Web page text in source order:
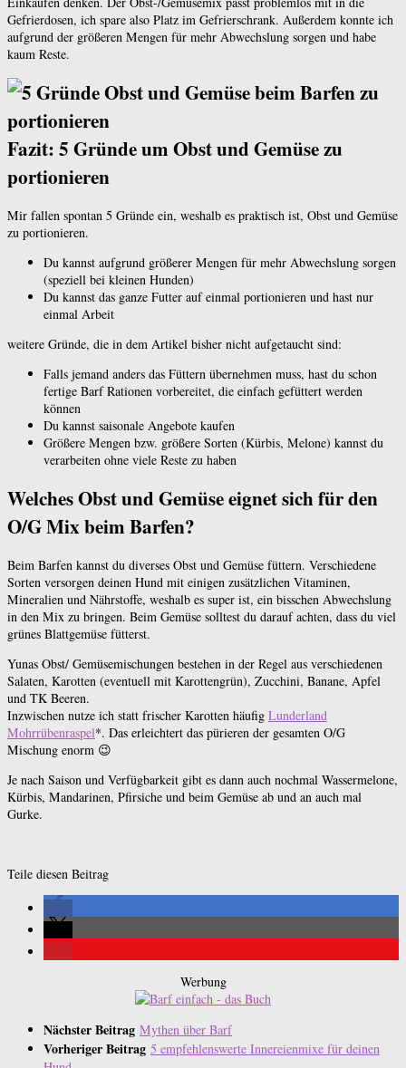
Gefrierdosen, ich spare also Platz im Gefrierschrank. Außerdem konnte ich
aufgrund der größeren Mengen für mehr Abwechslung sorgen und habe
kaum Reste.
Fazit: 5 Gründe um Obst und Gemüse zu
portionieren
Mir fallen spontan 5 Gründe ein, weshalb es praktisch ist, Obst und Gemüse
zu portionieren.
Du kannst aufgrund größerer Mengen für mehr Abwechslung sorgen
(speziell bei kleinen Hunden)
Du kannst das ganze Futter auf einmal portionieren und hast nur
einmal Arbeit
weitere Gründe, die in dem Artikel bisher nicht aufgetaucht sind:
Falls jemand anders das Füttern übernehmen muss, hast du schon
fertige Barf Rationen vorbereitet, die einfach gefüttert werden
können
Du kannst saisonale Angebote kaufen
Größere Mengen bzw. größere Sorten (Kürbis, Melone) kannst du
verarbeiten ohne viele Reste zu haben
Welches Obst und Gemüse eignet sich für den
O/G Mix beim Barfen?
Beim Barfen kannst du diverses Obst und Gemüse füttern. Verschiedene
Sorten versorgen deinen Hund mit einigen zusätzlichen Vitaminen,
Mineralien und Nährstoffe, weshalb es super ist, ein bisschen Abwechslung
in den Mix zu bringen. Beim Gemüse solltest du darauf achten, dass du viel
grünes Blattgemüse fütterst.
Yunas Obst/ Gemüsemischungen bestehen in der Regel aus verschiedenen
Salaten, Karotten (eventuell mit Karottengrün), Zucchini, Banane, Apfel
und TK Beeren.
Inzwischen nutze ich statt frischer Karotten häufig Lunderland
Mohrrübenraspel*. Das erleichtert das pürieren der gesamten O/G
Mischung enorm 😉
Je nach Saison und Verfügbarkeit gibt es dann auch nochmal Wassermelone,
Kürbis, Mandarinen, Pfirsiche und beim Gemüse ab und an auch mal
Gurke.
Teile diesen Beitrag
Werbung
Nächster Beitrag Mythen über Barf
Vorheriger Beitrag 5 empfehlenswerte Innereienmixe für deinen